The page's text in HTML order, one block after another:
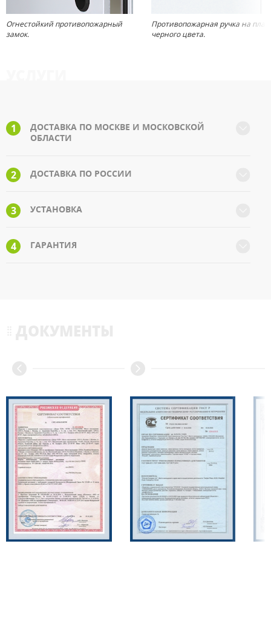
Огнестойкий противопожарный
замок.
Противопожарная ручка на
черного цвета.
1
ДОСТАВКА ПО МОСКВЕ И МОСКОВСКОЙ
ОБЛАСТИ
2 ДОСТАВКА ПО РОССИИ
3 УСТАНОВКА
4 ГАРАНТИЯ